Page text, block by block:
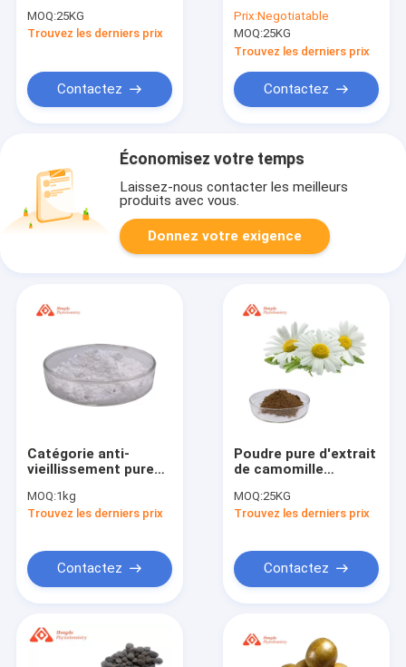
saupoudrent la
catégorie comestible
MOQ:25KG
Trouvez les derniers prix
Contactez
de Centella
d'antidépresseur
Prix:Negotiatable
MOQ:25KG
Trouvez les derniers prix
Contactez
Économisez votre temps
Laissez-nous contacter les meilleurs
produits avec vous.
Donnez votre exigence
Catégorie anti-
vieillissement pure
soins de santé de
poudre de NMN
MOQ:1kg
Trouvez les derniers prix
Contactez
Poudre pure d'extrait
de camomille
l'extrait 98% d'usine
de CAS 520-36-5
MOQ:25KG
Trouvez les derniers prix
Contactez